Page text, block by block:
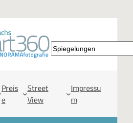
S
h
Preis
e
Street
View
Impressu
m